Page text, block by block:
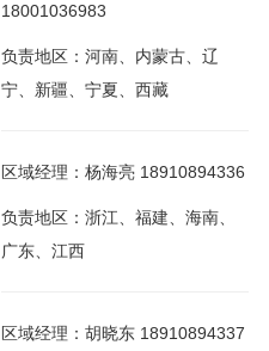
18001036983
负责地区：河南、内蒙古、辽
宁、新疆、宁夏、西藏
区域经理：杨海亮 18910894336
负责地区：浙江、福建、海南、
广东、江西
区域经理：胡晓东 18910894337